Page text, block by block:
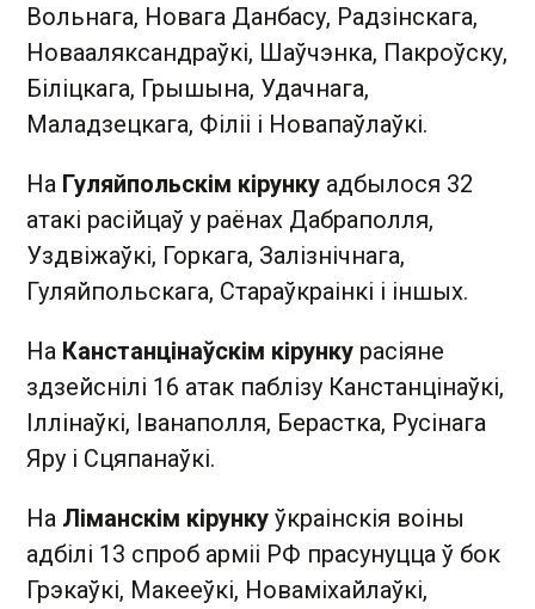
Вольнага, Новага Данбасу, Радзінскага,
Новааляксандраўкі, Шаўчэнка, Пакроўску,
Біліцкага, Грышына, Удачнага,
Маладзецкага, Філіі і Новапаўлаўкі.
На Гуляйпольскім кірунку адбылося 32
атакі расійцаў у раёнах Дабраполля,
Уздвіжаўкі, Горкага, Залізнічнага,
Гуляйпольскага, Стараўкраінкі і іншых.
На Канстанцінаўскім кірунку расіяне
здзейснілі 16 атак паблізу Канстанцінаўкі,
Іллінаўкі, Іванаполля, Берастка, Русінага
Яру і Сцяпанаўкі.
На Ліманскім кірунку ўкраінскія воіны
адбілі 13 спроб арміі РФ прасунуцца ў бок
Грэкаўкі, Макееўкі, Новаміхайлаўкі,